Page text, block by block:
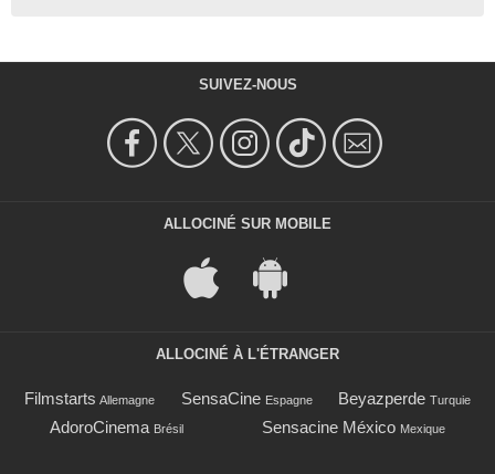
SUIVEZ-NOUS
ALLOCINÉ SUR MOBILE
ALLOCINÉ À L'ÉTRANGER
Filmstarts Allemagne SensaCine Espagne Beyazperde Turquie
AdoroCinema Brésil Sensacine México Mexique